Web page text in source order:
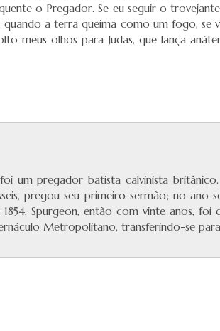
o Pregador. Se eu seguir o
quando a terra queima como um fogo,
meus olhos para Judas, que lança
um pregador batista calvinista
pregou seu primeiro sermão; no ano
Spurgeon, então com vinte anos, foi
Metropolitano, transferindo-se